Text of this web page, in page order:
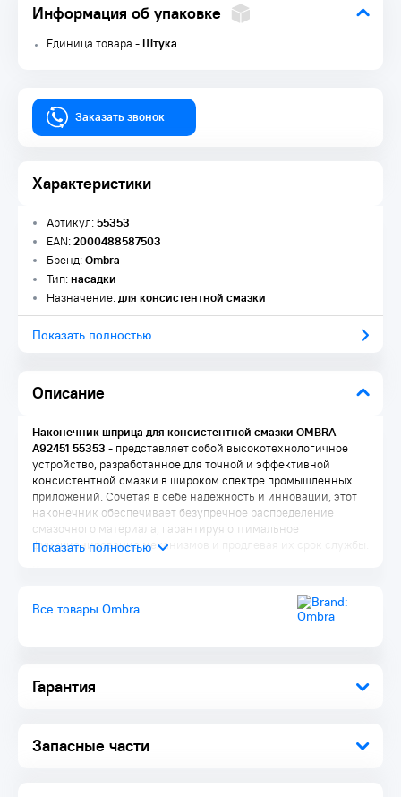
Информация об упаковке
Единица товара -Штука
Заказать звонок
Характеристики
Описание
Гарантия
Запасные части
Артикул:55353
EAN:2000488587503
Бренд:Ombra
Тип:насадки
Назначение:для консистентной смазки
Показать полностью
Наконечник шприца для консистентной смазки OMBRA
A92451 55353 - представляет собой высокотехнологичное
устройство, разработанное для точной и эффективной
консистентной смазки в широком спектре промышленных
приложений. Сочетая в себе надежность и инновации, этот
наконечник обеспечивает безупречное распределение
смазочного материала, гарантируя оптимальное
функционирование механизмов и продлевая их срок службы.
Упаковка 1 шт.
Все товары Ombra